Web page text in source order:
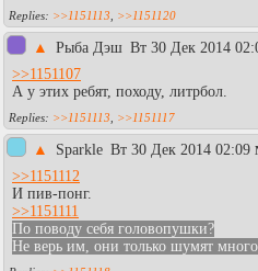
>>1151113 >>1151120
▲ Рыба Дэш Вт 30 Дек 2014
>>1151107
А у этих ребят, походу, литрбол.
>>1151113 >>1151117
▲ Sparkle Вт 30 Дек 2014 02:09
>>1151112
И пив-понг.
>>1151111
По поводу себя головопушки?
Не верь им, они только шумят много.